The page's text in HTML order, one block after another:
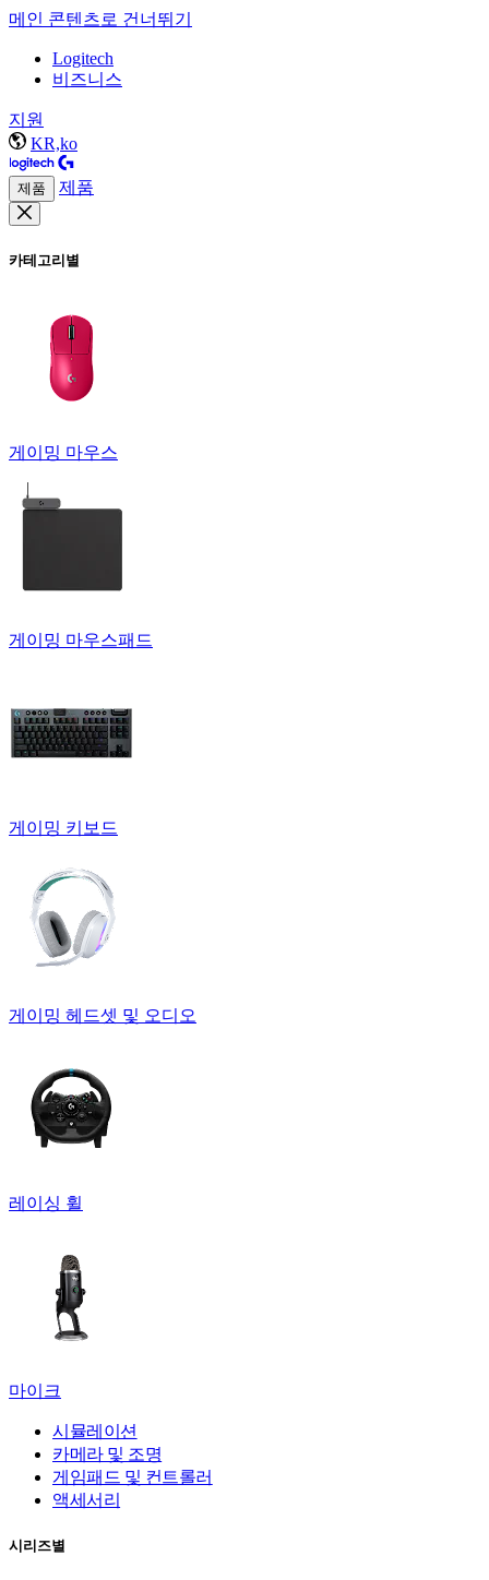
메인 콘텐츠로 건너뛰기
Logitech
비즈니스
지원
KR,ko
제품 제품
카테고리별
게이밍 마우스
게이밍 마우스패드
게이밍 키보드
게이밍 헤드셋 및 오디오
레이싱 휠
마이크
시뮬레이션
카메라 및 조명
게임패드 및 컨트롤러
액세서리
시리즈별